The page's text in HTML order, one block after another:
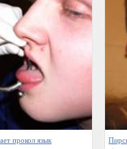
прокол язык